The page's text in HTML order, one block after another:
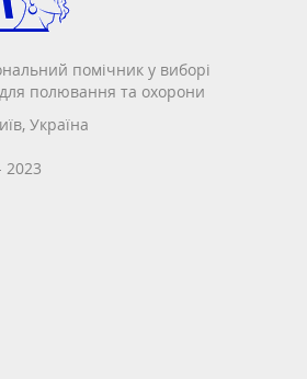
помічник у виборі
полювання та охорони
Україна
2023